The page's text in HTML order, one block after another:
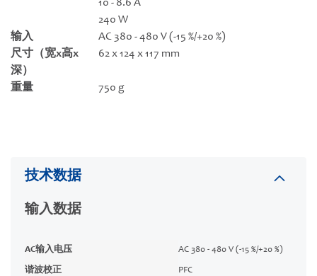
10 - 8.6 A
240 W
输入
AC 380 - 480 V (-15 %/+20 %)
尺寸（宽x高x
深）
62 x 124 x 117 mm
重量 750 g
技术数据
输入数据
AC输入电压 AC 380 - 480 V (-15 %/+20 %)
谐波校正 PFC